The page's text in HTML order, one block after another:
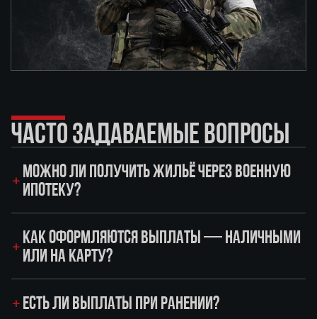
ЧАСТО ЗАДАВАЕМЫЕ ВОПРОСЫ
МОЖНО ЛИ ПОЛУЧИТЬ ЖИЛЬЁ ЧЕРЕЗ ВОЕННУЮ
ИПОТЕКУ?
КАК ОФОРМЛЯЮТСЯ ВЫПЛАТЫ — НАЛИЧНЫМИ
ИЛИ НА КАРТУ?
ЕСТЬ ЛИ ВЫПЛАТЫ ПРИ РАНЕНИИ?